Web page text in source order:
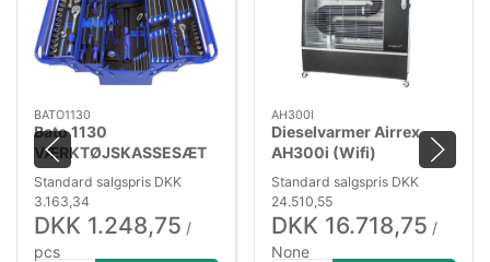
BATO1130
Bato 1130
VÆRKTØJSKASSESÆT
75 DELE
Standard salgspris DKK
3.163,34
DKK 1.248,75 /
pcs
AH300I
Dieselvarmer Airrex
AH300i (Wifi)
Standard salgspris DKK
24.510,55
DKK 16.718,75 /
None